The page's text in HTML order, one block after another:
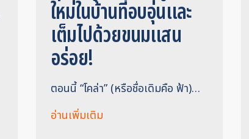
ใหม่ในบ้านที่อบอุ่นและ
เต็มไปด้วยขนมแสน
อร่อย!
ตอนนี้ “โคล่า” (หรือชื่อเดิมคือ ฟ้า)…
อ่านเพิ่มเติม